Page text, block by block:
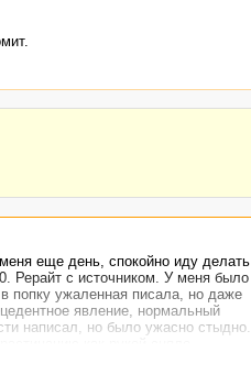
еще день, спокойно иду делать
Рерайт с источником. У меня было
попку ужаленная писала, но даже
явление, нормальный
написал, но было ужасно стыдно.